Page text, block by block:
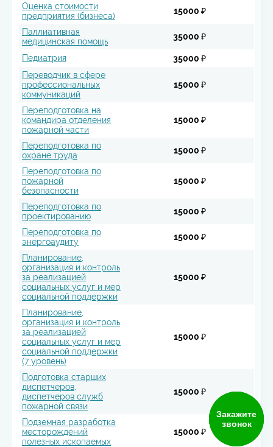
Закажите
звонок
Оценка стоимости
предприятия (бизнеса)
15000 ₽
Паллиативная
медицинская помощь
35000 ₽
Педиатрия
35000 ₽
Переводчик в сфере
профессиональных
коммуникаций
15000 ₽
Переподготовка на
командира отделения
пожарной части
15000 ₽
Переподготовка по
охране труда
15000 ₽
Переподготовка по
пожарной
безопасности
15000 ₽
Переподготовка по
проектированию
15000 ₽
Переподготовка по
энергоаудиту
15000 ₽
Планирование,
организация и контроль
за реализацией
социальных услуг и мер
социальной поддержки
15000 ₽
Планирование,
организация и контроль
за реализацией
социальных услуг и мер
социальной поддержки
(7 уровень)
15000 ₽
Подготовка старших
диспетчеров,
диспетчеров служб
пожарной связи
15000 ₽
Подземная разработка
месторождений
полезных ископаемых
15000 ₽